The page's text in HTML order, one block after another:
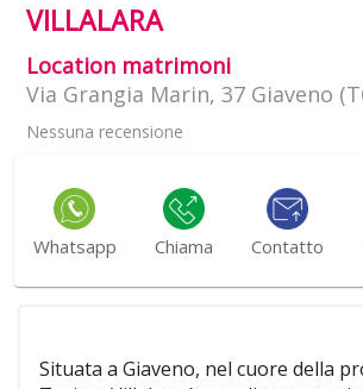
VILLALARA
Location matrimoni
Via Grangia Marin, 37 Giaveno
Nessuna recensione
Whatsapp Chiama Contatto
Situata a Giaveno, nel cuore della